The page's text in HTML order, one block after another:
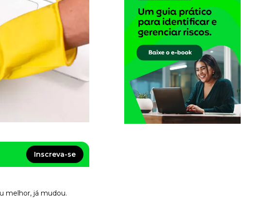
Inscreva-se
melhor, já mudou.